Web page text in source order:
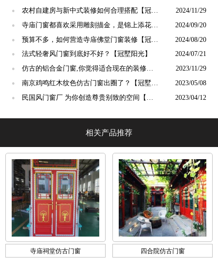
终生【冠墅阳光】
●
农村自建房与新中式装修如何合理搭配【冠墅
阳光】
2024/11/29
●
寺庙门窗都喜欢采用雕刻描金，是锦上添花
吗？【冠墅阳光】
2024/09/20
●
预算不多，如何营造寺庙佛堂门窗装修【冠墅
阳光】
2024/08/20
● 法式轻奢风门窗到底好不好？【冠墅阳光】 2024/07/21
●
仿古的铝合金门窗,你觉得适合现在的装修吗?
【冠墅阳光】
2023/11/29
●
南京鸡鸣红木纹色仿古门窗出圈了？【冠墅阳
光】
2023/05/08
●
民国风门窗厂 为你创造尊贵别致的空间【冠
2023/04/12
相关产品推荐
寺庙祠堂仿古门窗 四合院仿古门窗